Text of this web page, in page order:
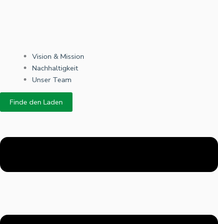
Vision & Mission
Nachhaltigkeit
Unser Team
Finde den Laden